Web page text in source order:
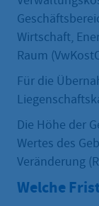
Wirtschaft,
Raum
Für die
Die Höhe der
Wertes des
Veränderung
Welche